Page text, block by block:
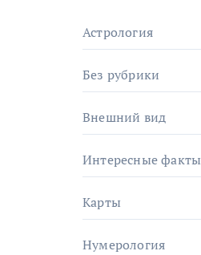
Астрология
Без рубрики
Внешний вид
Интересные факты
Карты
Нумерология